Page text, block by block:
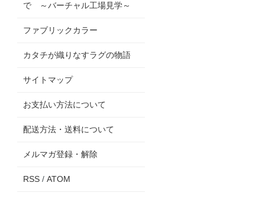
で ～バーチャル工場見学～
ファブリックカラー
カタチが織りなすラグの物語
サイトマップ
お支払い方法について
配送方法・送料について
メルマガ登録・解除
RSS / ATOM